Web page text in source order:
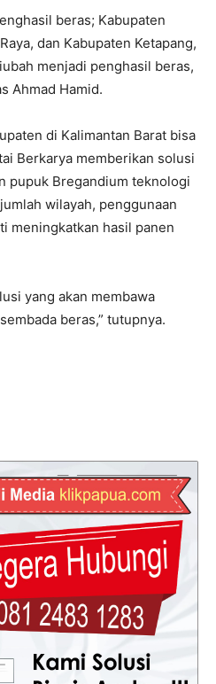
beras; Kabupaten
dan Kabupaten Ketapang,
menjadi penghasil beras,
Ahmad Hamid.
di Kalimantan Barat bisa
Berkarya memberikan solusi
pupuk Bregandium teknologi
wilayah, penggunaan
meningkatkan hasil panen
yang akan membawa
beras,” tutupnya.